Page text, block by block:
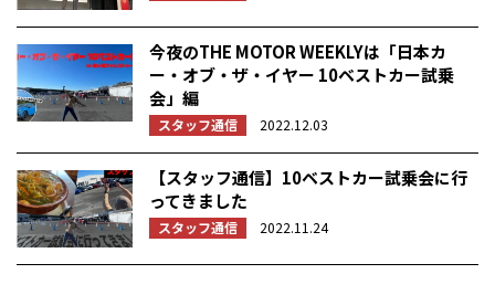
今夜のTHE MOTOR WEEKLYは「日本カ
ー・オブ・ザ・イヤー 10ベストカー試乗
会」編
スタッフ通信 2022.12.03
【スタッフ通信】10ベストカー試乗会に行
ってきました
スタッフ通信 2022.11.24